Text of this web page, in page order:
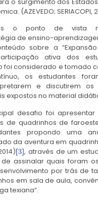
(AZEVEDO; SERIACOPI,
o ponto de vista
de ensino-
sobre a
ativa dos
foi considerado e tomado
os estudantes
e discutirem os
expostos no material
desafio foi
de quadrinhos de
propondo uma
da aventura em
[3], através de um
assinalar quais foram
por trás de
em sala de aula,
texiana”.